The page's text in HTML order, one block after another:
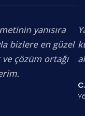
yanısıra
bizlere en güzel
çözüm ortağı